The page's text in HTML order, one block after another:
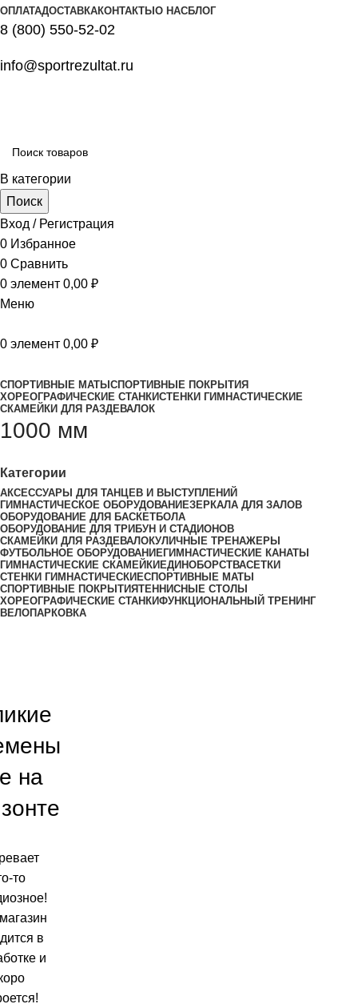
ОПЛАТАДОСТАВКАКОНТАКТЫ О НАСБЛОГ
8 (800) 550-52-02
info@sportrezultat.ru
В категории
Поиск
Вход / Регистрация
0 Избранное
0 Сравнить
0 элемент 0,00 ₽
Меню
0 элемент 0,00 ₽
СПОРТИВНЫЕ МАТЫ СПОРТИВНЫЕ ПОКРЫТИЯ
ХОРЕОГРАФИЧЕСКИЕ СТАНКИСТЕНКИ ГИМНАСТИЧЕСКИЕ
СКАМЕЙКИ ДЛЯ РАЗДЕВАЛОК
1000 мм
Категории
АКСЕССУАРЫ ДЛЯ ТАНЦЕВ И ВЫСТУПЛЕНИЙ
ГИМНАСТИЧЕСКОЕ ОБОРУДОВАНИЕЗЕРКАЛА ДЛЯ ЗАЛОВ
ОБОРУДОВАНИЕ ДЛЯ БАСКЕТБОЛА
ОБОРУДОВАНИЕ ДЛЯ ТРИБУН И СТАДИОНОВ
СКАМЕЙКИ ДЛЯ РАЗДЕВАЛОКУЛИЧНЫЕ ТРЕНАЖЕРЫ
ФУТБОЛЬНОЕ ОБОРУДОВАНИЕГИМНАСТИЧЕСКИЕ КАНАТЫ
ГИМНАСТИЧЕСКИЕ СКАМЕЙКИ ЕДИНОБОРСТВАСЕТКИ
СТЕНКИ ГИМНАСТИЧЕСКИЕСПОРТИВНЫЕ МАТЫ
СПОРТИВНЫЕ ПОКРЫТИЯТЕННИСНЫЕ СТОЛЫ
ХОРЕОГРАФИЧЕСКИЕ СТАНКИФУНКЦИОНАЛЬНЫЙ ТРЕНИНГ
ВЕЛОПАРКОВКА
на
то
в
и